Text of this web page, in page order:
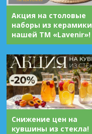
Акция на столовые
наборы из керамики
нашей ТМ «Lavenir»!
Снижение цен на
кувшины из стекла!